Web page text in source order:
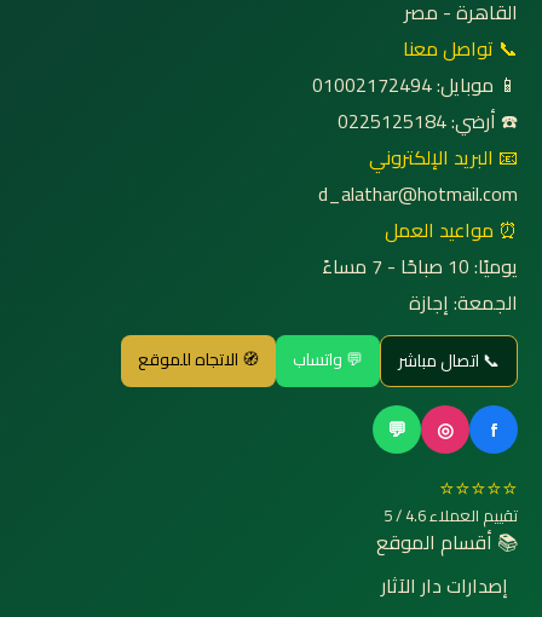
القاهرة - مصر
📞 تواصل معنا
📱 موبايل: 01002172494
☎️ أرضي: 0225125184
📧 البريد الإلكتروني
d_alathar@hotmail.com
⏰ مواعيد العمل
يوميًا: 10 صباحًا - 7 مساءً
الجمعة: إجازة
📞 اتصال مباشر 💬 واتساب 🧭 الاتجاه للموقع
f
◎
💬
⭐⭐⭐⭐⭐
تقييم العملاء 4.6 / 5
📚 أقسام الموقع
إصدارات دار الآثار